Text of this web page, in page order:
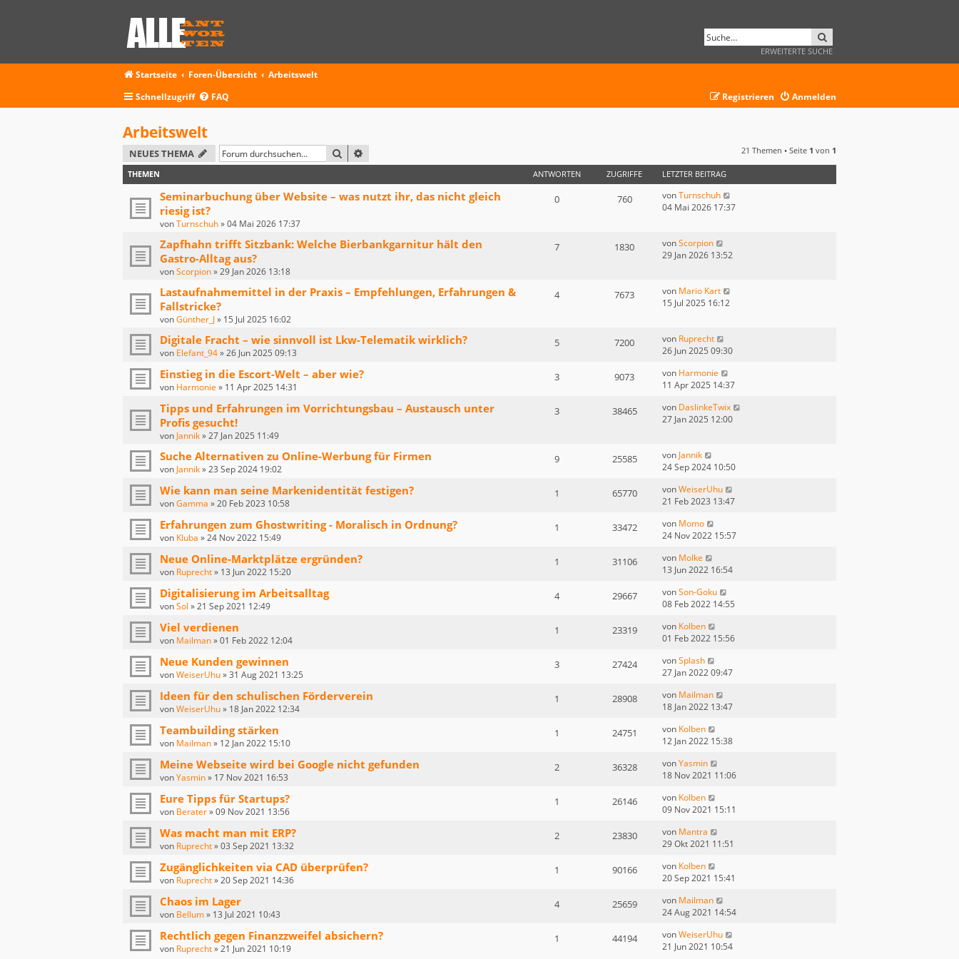
ERWEITERTE SUCHE
Startseite Foren-Übersicht
Arbeitswelt
Schnellzugriff
FAQ Anmelden
Registrieren
Arbeitswelt
NEUES THEMA SUCHE 21 Themen • Seite 1 von 1
THEMEN ANTWORTEN ZUGRIFFE LETZTER BEITRAG
Seminarbuchung über Website – was nutzt ihr, das nicht gleich
riesig ist?
vonTurnschuh»04 Mai 2026 17:37
0 760 vonTurnschuh
04 Mai 2026 17:37
Zapfhahn trifft Sitzbank: Welche Bierbankgarnitur hält den
Gastro-Alltag aus?
vonScorpion»29 Jan 2026 13:18
7 1830 vonScorpion
29 Jan 2026 13:52
Lastaufnahmemittel in der Praxis – Empfehlungen, Erfahrungen &
Fallstricke?
vonGünther_J» 15 Jul 2025 16:02
4 7673 von Mario Kart
15 Jul 2025 16:12
Digitale Fracht – wie sinnvoll ist Lkw-Telematik wirklich?
von Elefant_94»26 Jun 2025 09:13
5 7200 von Ruprecht
26 Jun 2025 09:30
Einstieg in die Escort-Welt – aber wie?
von Harmonie » 11 Apr 2025 14:31
3 9073 von Harmonie
11 Apr 2025 14:37
Tipps und Erfahrungen im Vorrichtungsbau – Austausch unter
Profis gesucht!
von Jannik»27 Jan 2025 11:49
3 38465 von DaslinkeTwix
27 Jan 2025 12:00
Suche Alternativen zu Online-Werbung für Firmen
von Jannik»23 Sep 2024 19:02
9 25585 von Jannik
24 Sep 2024 10:50
Wie kann man seine Markenidentität festigen?
vonGamma »20 Feb 2023 10:58
1 65770 vonWeiserUhu
21 Feb 2023 13:47
Erfahrungen zum Ghostwriting - Moralisch in Ordnung?
von Kluba »24 Nov 2022 15:49
1 33472 von Momo
24 Nov 2022 15:57
Neue Online-Marktplätze ergründen?
von Ruprecht» 13 Jun 2022 15:20
1 31106 von Molke
13 Jun 2022 16:54
Digitalisierung im Arbeitsalltag
vonSol »21 Sep 2021 12:49
4 29667 vonSon-Goku
08 Feb 2022 14:55
Viel verdienen
von Mailman»01 Feb 2022 12:04
1 23319 von Kolben
01 Feb 2022 15:56
Neue Kunden gewinnen
vonWeiserUhu»31 Aug 2021 13:25
3 27424 vonSplash
27 Jan 2022 09:47
Ideen für den schulischen Förderverein
vonWeiserUhu» 18 Jan 2022 12:34
1 28908 von Mailman
18 Jan 2022 13:47
Teambuilding stärken
von Mailman» 12 Jan 2022 15:10
1 24751 von Kolben
12 Jan 2022 15:38
Meine Webseite wird bei Google nicht gefunden
vonYasmin» 17 Nov 2021 16:53
2 36328 vonYasmin
18 Nov 2021 11:06
Eure Tipps für Startups?
von Berater»09 Nov 2021 13:56
1 26146 von Kolben
09 Nov 2021 15:11
Was macht man mit ERP?
von Ruprecht»03 Sep 2021 13:32
2 23830 von Mantra
29 Okt 2021 11:51
Zugänglichkeiten via CAD überprüfen?
von Ruprecht»20 Sep 2021 14:36
1 90166 von Kolben
20 Sep 2021 15:41
Chaos im Lager
von Bellum» 13 Jul 2021 10:43
4 25659 von Mailman
24 Aug 2021 14:54
Rechtlich gegen Finanzzweifel absichern?
von Ruprecht»21 Jun 2021 10:19
1 44194 vonWeiserUhu
21 Jun 2021 10:54